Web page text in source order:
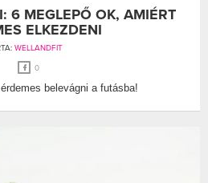
6 MEGLEPŐ OK, AMIÉRT
ELKEZDENI
WELLANDFIT
0
belevágni a futásba!